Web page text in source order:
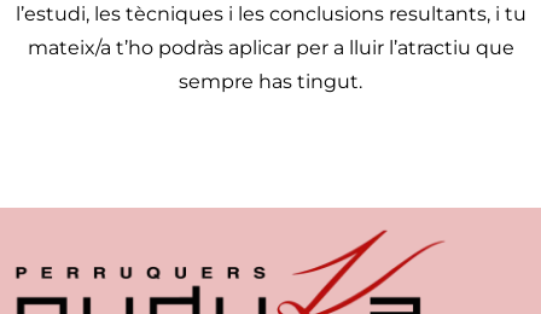
l’estudi, les tècniques i les conclusions resultants, i tu
mateix/a t’ho podràs aplicar per a lluir l’atractiu que
sempre has tingut.